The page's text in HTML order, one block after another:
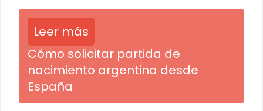
Leer más
Cómo solicitar partida de
nacimiento argentina desde
España